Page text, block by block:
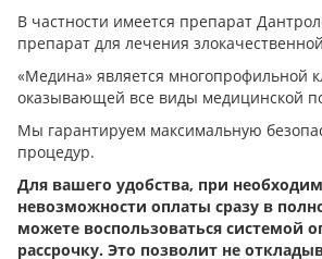
В частности имеется препарат
препарат для лечения
«Медина» является многопрофильной
оказывающей все виды медицинской
Мы гарантируем максимальную
процедур.
Для вашего удобства, при
невозможности оплаты сразу в
можете воспользоваться системой
рассрочку. Это позволит не